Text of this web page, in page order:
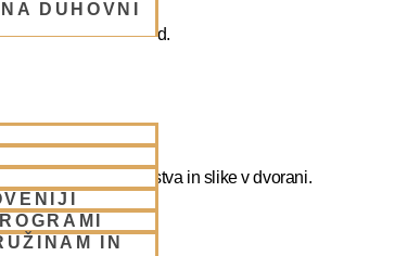
DUHOVNI
IN
Krišni, itd.
slikate božanstva in slike v dvorani.